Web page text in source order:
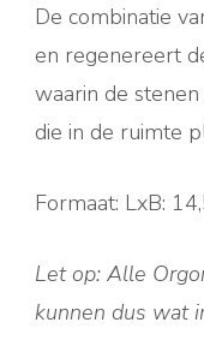
De combinatie
en regenereert
waarin de
die in de ruimte
Formaat: LxB:
Let op: Alle
kunnen dus wat